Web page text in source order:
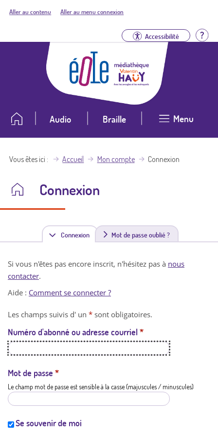
Aller au contenu Aller au menu connexion
Accessibilité
Audio Braille Menu
Vous êtes ici Accueil Mon compte Connexion
Connexion
Connexion(
n
t
a
t
i
Mot de passe oublié ?
Si vous n'êtes pas encore inscrit, n'hésitez pas à nous
contacter.
Aide : Comment se connecter ?
Les champs suivis d' un * sont obligatoires.
Numéro d'abonné ou adresse courriel *
Mot de passe *
Le champ mot de passe est sensible à la casse (majuscules / minuscules)
Se souvenir de moi